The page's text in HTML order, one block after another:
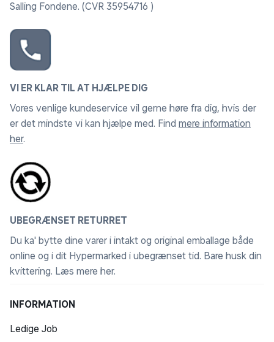
Salling Fondene. (CVR 35954716 )
VI ER KLAR TIL AT HJÆLPE DIG
Vores venlige kundeservice vil gerne høre fra dig, hvis der
er det mindste vi kan hjælpe med. Find mere information
her.
UBEGRÆNSET RETURRET
Du ka' bytte dine varer i intakt og original emballage både
online og i dit Hypermarked i ubegrænset tid. Bare husk din
kvittering. Læs mere her.
INFORMATION
Ledige Job